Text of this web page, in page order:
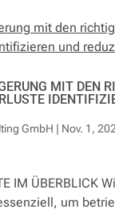
MIT DEN
GmbH | Nov. 1,
IM ÜBERBLICK
um